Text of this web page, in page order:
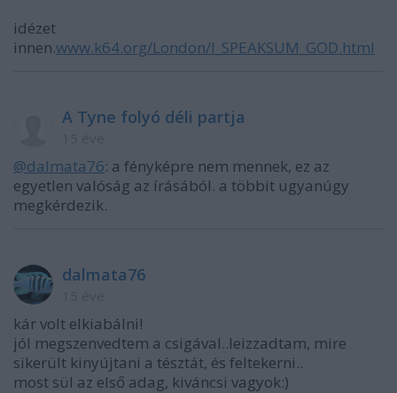
idézet
innen.www.k64.org/London/I_SPEAKSUM_GOD.html
A Tyne folyó déli partja
@dalmata76: a fényképre nem mennek, ez az
egyetlen valóság az írásából. a többit ugyanúgy
megkérdezik.
dalmata76
kár volt elkiabálni!
jól megszenvedtem a csigával..leizzadtam, mire
sikerült kinyújtani a tésztát, és feltekerni..
most sül az első adag, kiváncsi vagyok:)